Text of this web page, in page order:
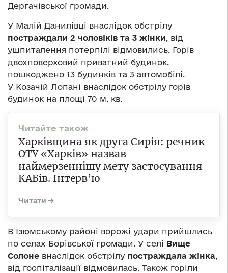
Дергачівської громади.
У Малій Данилівці внаслідок обстрілу
постраждали 2 чоловіків та 3 жінки, від
ушпиталення потерпілі відмовились. Горів
двохповерховий приватний будинок,
пошкоджено 13 будинків та 3 автомобілі.
У Козачій Лопані внаслідок обстрілу горів
будинок на площі 70 м. кв.
Харківщина як друга Сирія: речник
ОТУ «Харків» назвав
наймерзеннішу мету застосування
КАБів. Інтерв’ю
В Ізюмському районі ворожі удари прийшлись
по селах Борівської громади. У селі Вище
Солоне внаслідок обстрілу постраждала жінка,
від госпіталізації відмовилась. Також горіли